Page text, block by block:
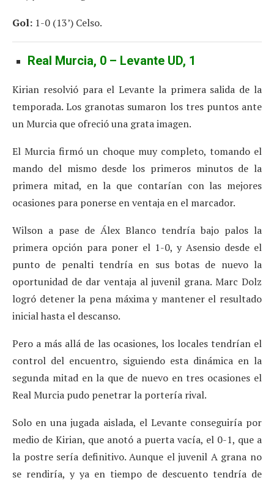
Gol: 1-0 (13’) Celso.
Real Murcia, 0 – Levante UD, 1
Kirian resolvió para el Levante la primera salida de la
temporada. Los granotas sumaron los tres puntos ante
un Murcia que ofreció una grata imagen.
El Murcia firmó un choque muy completo, tomando el
mando del mismo desde los primeros minutos de la
primera mitad, en la que contarían con las mejores
ocasiones para ponerse en ventaja en el marcador.
Wilson a pase de Álex Blanco tendría bajo palos la
primera opción para poner el 1-0, y Asensio desde el
punto de penalti tendría en sus botas de nuevo la
oportunidad de dar ventaja al juvenil grana. Marc Dolz
logró detener la pena máxima y mantener el resultado
inicial hasta el descanso.
Pero a más allá de las ocasiones, los locales tendrían el
control del encuentro, siguiendo esta dinámica en la
segunda mitad en la que de nuevo en tres ocasiones el
Real Murcia pudo penetrar la portería rival.
Solo en una jugada aislada, el Levante conseguiría por
medio de Kirian, que anotó a puerta vacía, el 0-1, que a
la postre sería definitivo. Aunque el juvenil A grana no
se rendiría, y ya en tiempo de descuento tendría de